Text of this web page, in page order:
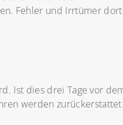
Fehler und Irrtümer dort
Ist dies drei Tage vor
werden